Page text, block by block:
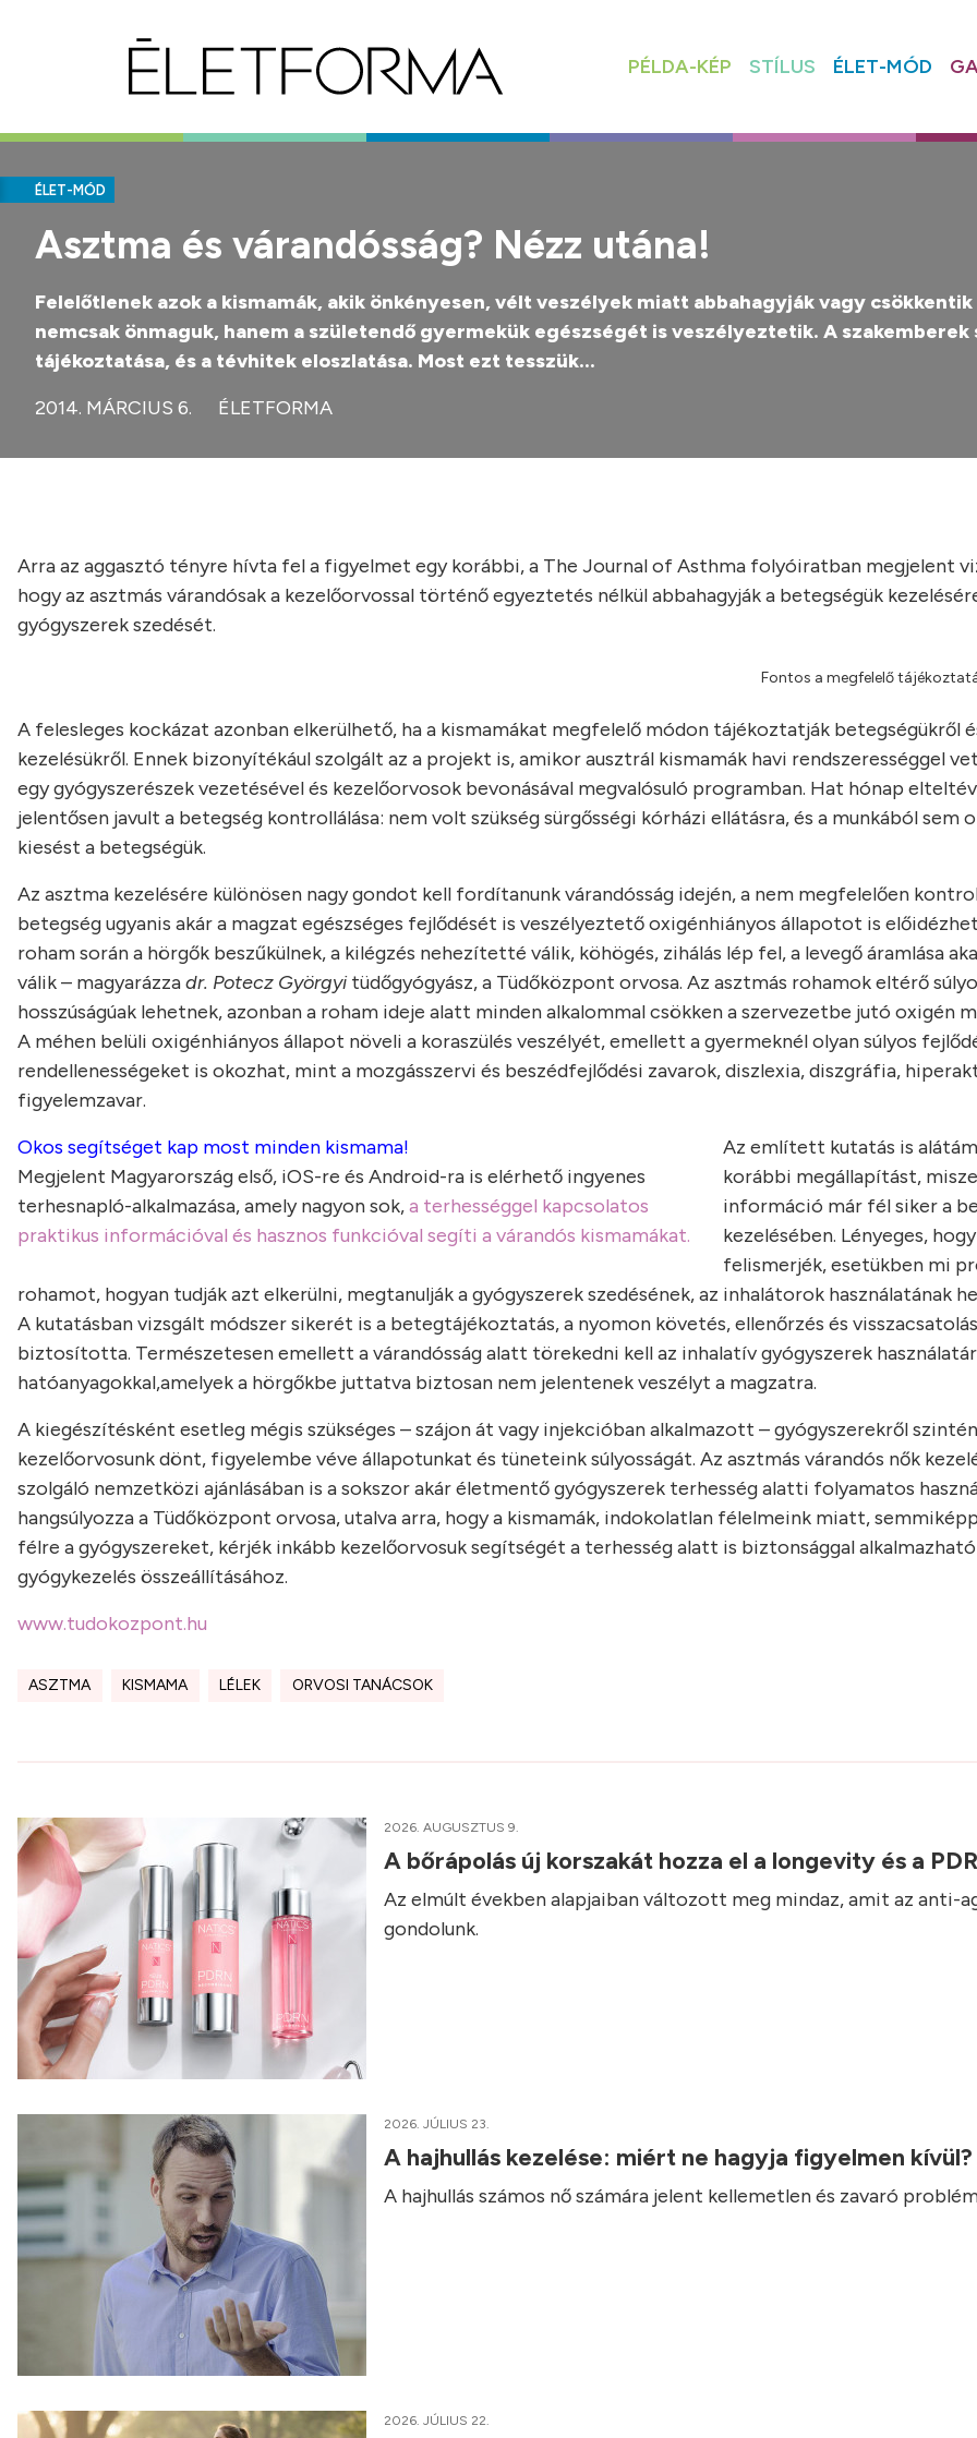
PÉLDA-KÉP STÍLUS ÉLET-MÓD
ÉLET-MÓD
Asztma és várandósság? Nézz utána!
Felelőtlenek azok a kismamák, akik önkényesen, vélt veszélyek miatt abbahagyják vagy
nemcsak önmaguk, hanem a születendő gyermekük egészségét is veszélyeztetik. A
tájékoztatása, és a tévhitek eloszlatása. Most ezt tesszük...
2014. MÁRCIUS 6.
ÉLETFORMA
Arra az aggasztó tényre hívta fel a figyelmet egy korábbi, a The Journal of Asthma folyóiratban megjelent
hogy az asztmás várandósak a kezelőorvossal történő egyeztetés nélkül abbahagyják a betegségük
gyógyszerek szedését.
Fontos a megfelelő
A felesleges kockázat azonban elkerülhető, ha a kismamákat megfelelő módon tájékoztatják betegségükről
kezelésükről. Ennek bizonyítékául szolgált az a projekt is, amikor ausztrál kismamák havi rendszerességgel
egy gyógyszerészek vezetésével és kezelőorvosok bevonásával megvalósuló programban. Hat hónap
jelentősen javult a betegség kontrollálása: nem volt szükség sürgősségi kórházi ellátásra, és a munkából sem
kiesést a betegségük.
Az asztma kezelésére különösen nagy gondot kell fordítanunk várandósság idején, a nem megfelelően
betegség ugyanis akár a magzat egészséges fejlődését is veszélyeztető oxigénhiányos állapotot is
roham során a hörgők beszűkülnek, a kilégzés nehezítetté válik, köhögés, zihálás lép fel, a levegő áramlása
válik – magyarázzadr. Potecz Györgyitüdőgyógyász, a Tüdőközpont orvosa. Az asztmás rohamok eltérő
hosszúságúak lehetnek, azonban a roham ideje alatt minden alkalommal csökken a szervezetbe jutó oxigén
A méhen belüli oxigénhiányos állapot növeli a koraszülés veszélyét, emellett a gyermeknél olyan súlyos
rendellenességeket is okozhat, mint a mozgásszervi és beszédfejlődési zavarok, diszlexia, diszgráfia,
figyelemzavar.
Okos segítséget kap most minden kismama!
Megjelent Magyarország első, iOS-re és Android-ra is elérhető ingyenes
terhesnapló-alkalmazása, amely nagyon sok,a terhességgel kapcsolatos
praktikus információval és hasznos funkcióval segíti a várandós kismamákat.
Az említett kutatás is
korábbi megállapítást,
információ már fél siker a
kezelésében. Lényeges,
felismerjék, esetükben mi
rohamot, hogyan tudják azt elkerülni, megtanulják a gyógyszerek szedésének, az inhalátorok használatának
A kutatásban vizsgált módszer sikerét is a betegtájékoztatás, a nyomon követés, ellenőrzés és visszacsatolás
biztosította. Természetesen emellett a várandósság alatt törekedni kell az inhalatív gyógyszerek
hatóanyagokkal,amelyek a hörgőkbe juttatva biztosan nem jelentenek veszélyt a magzatra.
A kiegészítésként esetleg mégis szükséges – szájon át vagy injekcióban alkalmazott – gyógyszerekről szintén
kezelőorvosunk dönt, figyelembe véve állapotunkat és tüneteink súlyosságát. Az asztmás várandós nők
szolgáló nemzetközi ajánlásában is a sokszor akár életmentő gyógyszerek terhesség alatti folyamatos
hangsúlyozza a Tüdőközpont orvosa, utalva arra, hogy a kismamák, indokolatlan félelmeink miatt,
félre a gyógyszereket, kérjék inkább kezelőorvosuk segítségét a terhesség alatt is biztonsággal alkalmazható
gyógykezelés összeállításához.
www.tudokozpont.hu
ASZTMA KISMAMA LÉLEK ORVOSI TANÁCSOK
2026. AUGUSZTUS 9.
A bőrápolás új korszakát hozza el a longevity és a
Az elmúlt években alapjaiban változott meg mindaz, amit az anti-
gondolunk.
2026. JÚLIUS 23.
A hajhullás kezelése: miért ne hagyja figyelmen kívül?
A hajhullás számos nő számára jelent kellemetlen és zavaró
2026. JÚLIUS 22.